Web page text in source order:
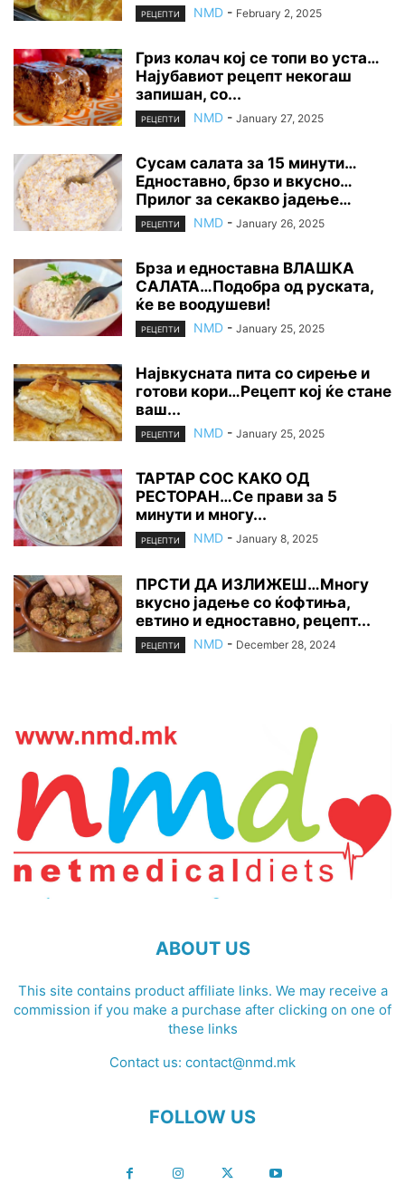
РЕЦЕПТИ NMD - February 2, 2025
Гриз колач кој се топи во уста…
Најубавиот рецепт некогаш
запишан, со...
РЕЦЕПТИ NMD - January 27, 2025
Сусам салата за 15 минути…
Едноставно, брзо и вкусно…
Прилог за секакво јадење…
РЕЦЕПТИ NMD - January 26, 2025
Брза и едноставна ВЛАШКА
САЛАТА…Подобра од руската,
ќе ве воодушеви!
РЕЦЕПТИ NMD - January 25, 2025
Највкусната пита со сирење и
готови кори…Рецепт кој ќе стане
ваш...
РЕЦЕПТИ NMD - January 25, 2025
ТАРТАР СОС КАКО ОД
РЕСТОРАН…Се прави за 5
минути и многу...
РЕЦЕПТИ NMD - January 8, 2025
ПРСТИ ДА ИЗЛИЖЕШ…Многу
вкусно јадење со ќофтиња,
евтино и едноставно, рецепт...
РЕЦЕПТИ NMD - December 28, 2024
ABOUT US
This site contains product affiliate links. We may receive a
commission if you make a purchase after clicking on one of
these links
Contact us: contact@nmd.mk
FOLLOW US